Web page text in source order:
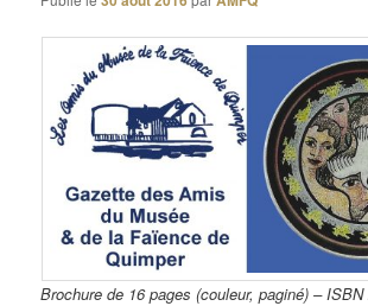
Brochure de 16 pages (couleur, paginé) – ISBN